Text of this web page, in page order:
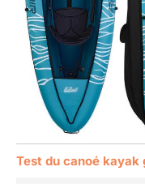
Test du canoé